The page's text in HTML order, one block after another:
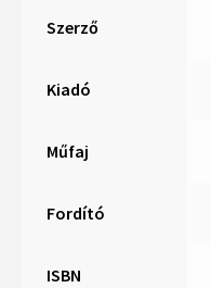
Szerző
Kiadó
Műfaj
Fordító
ISBN